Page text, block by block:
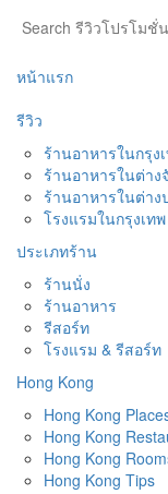
หน้าแรก
รีวิว
ร้านอาหารในกรุง
ร้านอาหารในต่าง
ร้านอาหารในต่าง
โรงแรมในกรุงเทพ
ประเภทร้าน
ร้านนั่ง
ร้านอาหาร
รีสอร์ท
โรงแรม & รีสอร์ท
Hong Kong
Hong Kong
Hong Kong
Hong Kong
Hong Kong Tips